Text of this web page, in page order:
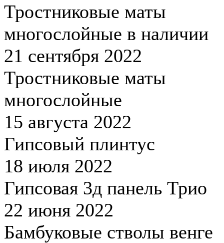
Тростниковые маты
многослойные в наличии
21 сентября 2022
Тростниковые маты
многослойные
15 августа 2022
Гипсовый плинтус
18 июля 2022
Гипсовая 3д панель Трио
22 июня 2022
Бамбуковые стволы венге